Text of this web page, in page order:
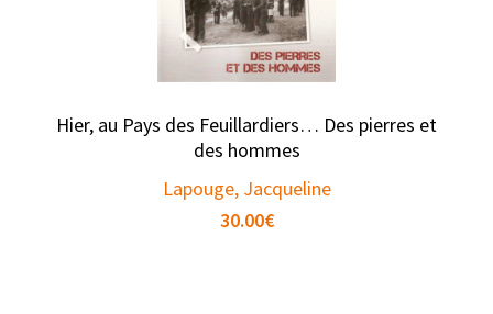
Hier, au Pays des Feuillardiers… Des pierres et
des hommes
Lapouge, Jacqueline
30.00€